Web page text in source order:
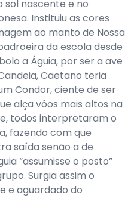
sol nascente e no
Instituiu as cores
ao manto de Nossa
da escola desde
a Águia, por ser a ave
Caetano teria
Condor, ciente de ser
alça vôos mais altos na
todos interpretaram o
fazendo com que
saída senão a de
“assumisse o posto”
Surgia assim o
e aguardado do